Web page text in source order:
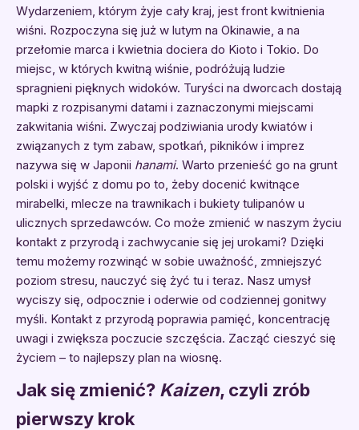
Wydarzeniem, którym żyje cały kraj, jest front kwitnienia
wiśni. Rozpoczyna się już w lutym na Okinawie, a na
przełomie marca i kwietnia dociera do Kioto i Tokio. Do
miejsc, w których kwitną wiśnie, podróżują ludzie
spragnieni pięknych widoków. Turyści na dworcach dostają
mapki z rozpisanymi datami i zaznaczonymi miejscami
zakwitania wiśni. Zwyczaj podziwiania urody kwiatów i
związanych z tym zabaw, spotkań, pikników i imprez
nazywa się w Japonii hanami. Warto przenieść go na grunt
polski i wyjść z domu po to, żeby docenić kwitnące
mirabelki, mlecze na trawnikach i bukiety tulipanów u
ulicznych sprzedawców. Co może zmienić w naszym życiu
kontakt z przyrodą i zachwycanie się jej urokami? Dzięki
temu możemy rozwinąć w sobie uważność, zmniejszyć
poziom stresu, nauczyć się żyć tu i teraz. Nasz umysł
wyciszy się, odpocznie i oderwie od codziennej gonitwy
myśli. Kontakt z przyrodą poprawia pamięć, koncentrację
uwagi i zwiększa poczucie szczęścia. Zacząć cieszyć się
życiem – to najlepszy plan na wiosnę.
Jak się zmienić? Kaizen, czyli zrób
pierwszy krok